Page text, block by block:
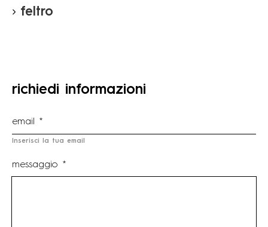
feltro
richiedi informazioni
Inserisci la tua email
messaggio *